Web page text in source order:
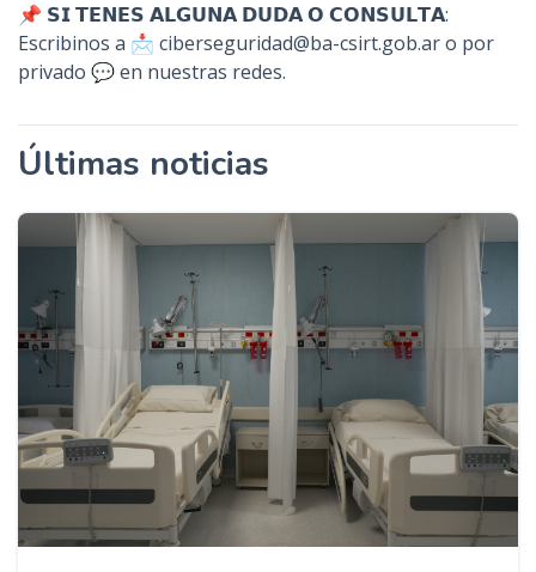
📌 𝗦𝗜 𝗧𝗘𝗡𝗘𝗦 𝗔𝗟𝗚𝗨𝗡𝗔 𝗗𝗨𝗗𝗔 𝗢 𝗖𝗢𝗡𝗦𝗨𝗟𝗧𝗔:
Escribinos a 📩 ciberseguridad@ba-csirt.gob.ar o por
privado 💬 en nuestras redes.
Últimas noticias